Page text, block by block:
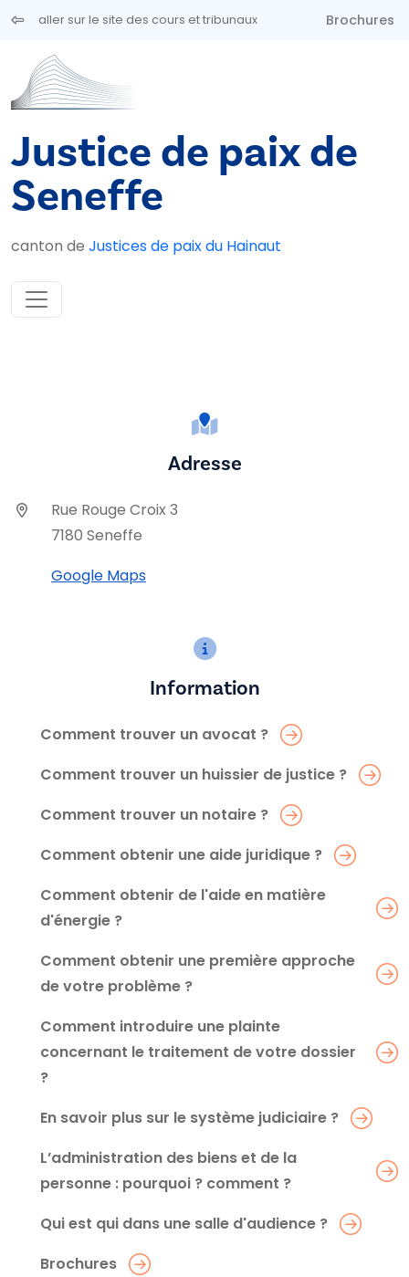
Aller au contenu principal
aller sur le site des cours et tribunaux Brochures
Justice de paix de
Seneffe
canton de Justices de paix du Hainaut
Adresse
Rue Rouge Croix 3
7180 Seneffe
Google Maps
Information
Comment trouver un avocat ?
Comment trouver un huissier de justice ?
Comment trouver un notaire ?
Comment obtenir une aide juridique ?
Comment obtenir de l'aide en matière
d'énergie ?
Comment obtenir une première approche
de votre problème ?
Comment introduire une plainte
concernant le traitement de votre dossier
?
En savoir plus sur le système judiciaire ?
L’administration des biens et de la
personne : pourquoi ? comment ?
Qui est qui dans une salle d'audience ?
Brochures